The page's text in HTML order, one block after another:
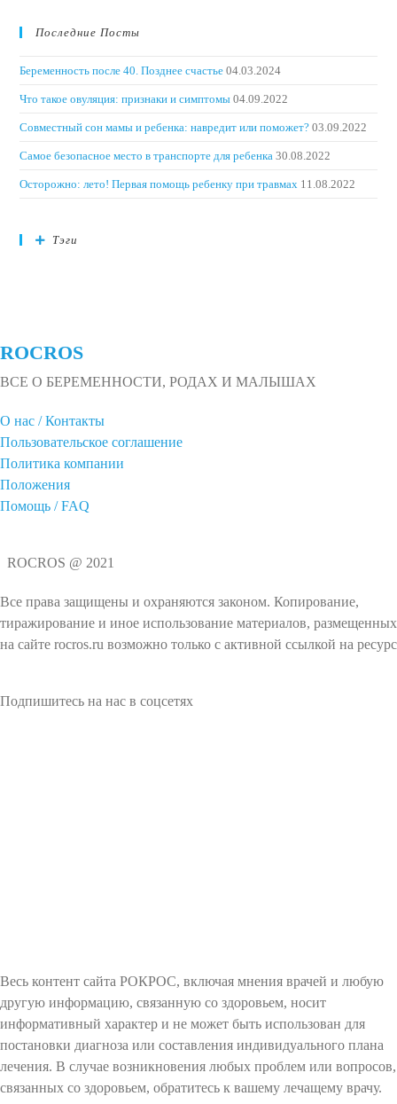
Последние Посты
Беременность после 40. Позднее счастье 04.03.2024
Что такое овуляция: признаки и симптомы 04.09.2022
Совместный сон мамы и ребенка: навредит или поможет? 03.09.2022
Самое безопасное место в транспорте для ребенка 30.08.2022
Осторожно: лето! Первая помощь ребенку при травмах 11.08.2022
Тэги
ROCROS
ВСЕ О БЕРЕМЕННОСТИ, РОДАХ И МАЛЫШАХ
О нас / Контакты
Пользовательское соглашение
Политика компании
Положения
Помощь / FAQ
ROCROS @ 2021
Все права защищены и охраняются законом. Копирование,
тиражирование и иное использование материалов, размещенных
на сайте rocros.ru возможно только с активной ссылкой на ресурс
Подпишитесь на нас в соцсетях
Весь контент сайта РОКРОС, включая мнения врачей и любую
другую информацию, связанную со здоровьем, носит
информативный характер и не может быть использован для
постановки диагноза или составления индивидуального плана
лечения. В случае возникновения любых проблем или вопросов,
связанных со здоровьем, обратитесь к вашему лечащему врачу.